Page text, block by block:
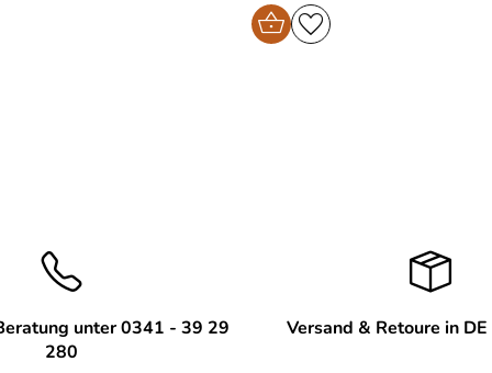
unter 0341 - 39 29
280
Versand & Retoure in